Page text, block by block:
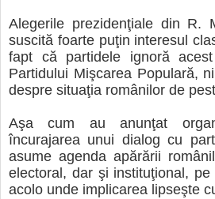
Alegerile prezidenţiale din R.
suscită foarte puţin interesul
fapt că partidele ignoră
Partidului Mişcarea Populară,
despre situaţia românilor de
Aşa cum au anunţat
încurajarea unui dialog cu
asume agenda apărării
electoral, dar şi instituţional,
acolo unde implicarea lipseşte